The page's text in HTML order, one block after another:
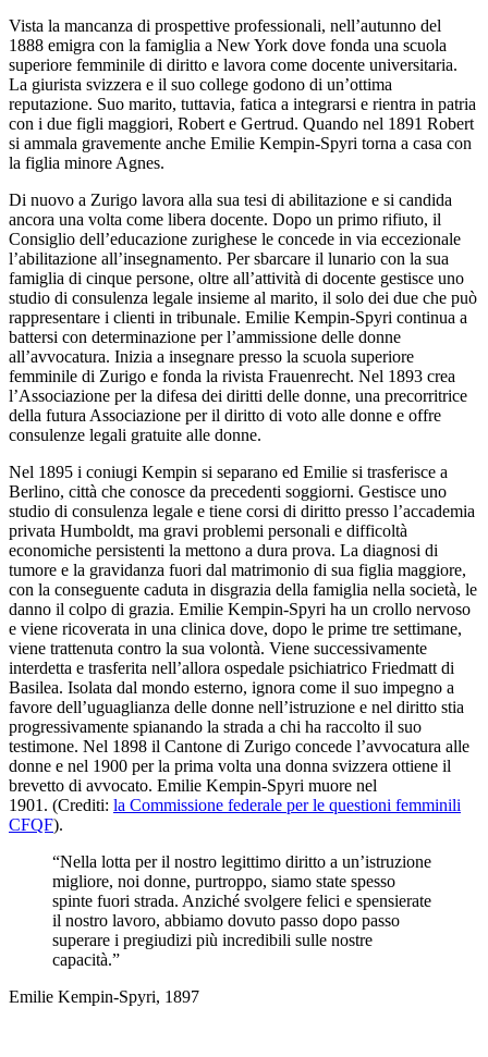
Vista la mancanza di prospettive professionali, nell’autunno del
1888 emigra con la famiglia a New York dove fonda una scuola
superiore femminile di diritto e lavora come docente universitaria.
La giurista svizzera e il suo college godono di un’ottima
reputazione. Suo marito, tuttavia, fatica a integrarsi e rientra in patria
con i due figli maggiori, Robert e Gertrud. Quando nel 1891 Robert
si ammala gravemente anche Emilie Kempin-Spyri torna a casa con
la figlia minore Agnes.
Di nuovo a Zurigo lavora alla sua tesi di abilitazione e si candida
ancora una volta come libera docente. Dopo un primo rifiuto, il
Consiglio dell’educazione zurighese le concede in via eccezionale
l’abilitazione all’insegnamento. Per sbarcare il lunario con la sua
famiglia di cinque persone, oltre all’attività di docente gestisce uno
studio di consulenza legale insieme al marito, il solo dei due che può
rappresentare i clienti in tribunale. Emilie Kempin-Spyri continua a
battersi con determinazione per l’ammissione delle donne
all’avvocatura. Inizia a insegnare presso la scuola superiore
femminile di Zurigo e fonda la rivista Frauenrecht. Nel 1893 crea
l’Associazione per la difesa dei diritti delle donne, una precorritrice
della futura Associazione per il diritto di voto alle donne e offre
consulenze legali gratuite alle donne.
Nel 1895 i coniugi Kempin si separano ed Emilie si trasferisce a
Berlino, città che conosce da precedenti soggiorni. Gestisce uno
studio di consulenza legale e tiene corsi di diritto presso l’accademia
privata Humboldt, ma gravi problemi personali e difficoltà
economiche persistenti la mettono a dura prova. La diagnosi di
tumore e la gravidanza fuori dal matrimonio di sua figlia maggiore,
con la conseguente caduta in disgrazia della famiglia nella società, le
danno il colpo di grazia. Emilie Kempin-Spyri ha un crollo nervoso
e viene ricoverata in una clinica dove, dopo le prime tre settimane,
viene trattenuta contro la sua volontà. Viene successivamente
interdetta e trasferita nell’allora ospedale psichiatrico Friedmatt di
Basilea. Isolata dal mondo esterno, ignora come il suo impegno a
favore dell’uguaglianza delle donne nell’istruzione e nel diritto stia
progressivamente spianando la strada a chi ha raccolto il suo
testimone. Nel 1898 il Cantone di Zurigo concede l’avvocatura alle
donne e nel 1900 per la prima volta una donna svizzera ottiene il
brevetto di avvocato. Emilie Kempin-Spyri muore nel
1901. (Crediti: la Commissione federale per le questioni femminili
CFQF).
“Nella lotta per il nostro legittimo diritto a un’istruzione
migliore, noi donne, purtroppo, siamo state spesso
spinte fuori strada. Anziché svolgere felici e spensierate
il nostro lavoro, abbiamo dovuto passo dopo passo
superare i pregiudizi più incredibili sulle nostre
capacità.”
Emilie Kempin-Spyri, 1897